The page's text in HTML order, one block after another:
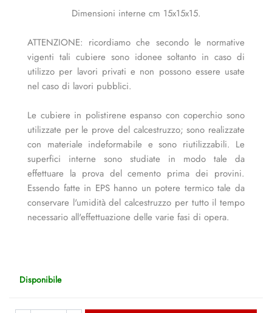
Dimensioni interne cm 15x15x15.
ATTENZIONE: ricordiamo che secondo le normative
vigenti tali cubiere sono idonee soltanto in caso di
utilizzo per lavori privati e non possono essere usate
nel caso di lavori pubblici.
Le cubiere in polistirene espanso con coperchio sono
utilizzate per le prove del calcestruzzo; sono realizzate
con materiale indeformabile e sono riutilizzabili. Le
superfici interne sono studiate in modo tale da
effettuare la prova del cemento prima dei provini.
Essendo fatte in EPS hanno un potere termico tale da
conservare l'umidità del calcestruzzo per tutto il tempo
necessario all'effettuazione delle varie fasi di opera.
Disponibile